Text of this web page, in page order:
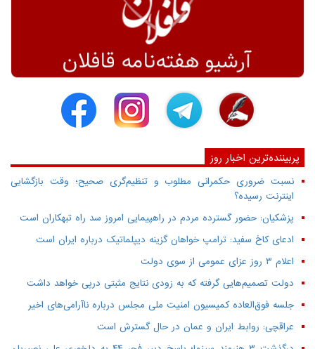
پربیننده‌ترین اخبار روز
نسبت ضروری حکمرانی مطلوب و تنظیم‌گری صحیح؛ وقت بازگشایی
اینترنت رسیده؟
پزشکیان: حضور گسترده مردم در راهپیمایی امروز سد راه تبهکاران است
ادعای کاخ سفید: ترامپ خواهان گزینه دیپلماتیک درباره ایران است
اعلام ۳ روز عزای عمومی از سوی دولت
دولت تصمیم‌هایی گرفته که به زودی نتایج مثبتی درپی خواهد داشت
جلسه فوق‌العاده کمیسیون امنیت ملی مجلس درباره ناآرامی‌های اخیر
عراقچی: روابط ایران و عمان در حال گسترش است